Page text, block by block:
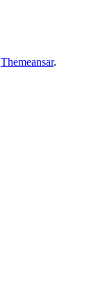
Themeansar.